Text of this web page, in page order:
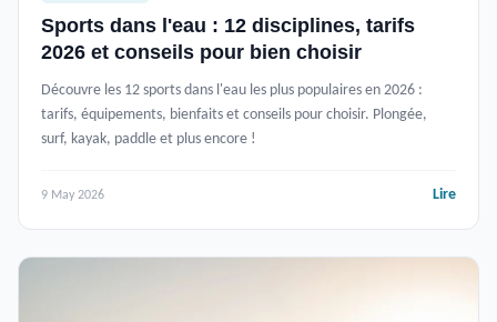
Sports dans l'eau : 12 disciplines, tarifs
2026 et conseils pour bien choisir
Découvre les 12 sports dans l'eau les plus populaires en 2026 :
tarifs, équipements, bienfaits et conseils pour choisir. Plongée,
surf, kayak, paddle et plus encore !
9 May 2026 Lire